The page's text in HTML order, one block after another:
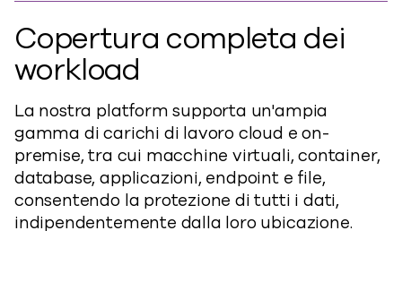
Copertura completa dei
workload
La nostra platform supporta un'ampia
gamma di carichi di lavoro cloud e on-
premise, tra cui macchine virtuali, container,
database, applicazioni, endpoint e file,
consentendo la protezione di tutti i dati,
indipendentemente dalla loro ubicazione.